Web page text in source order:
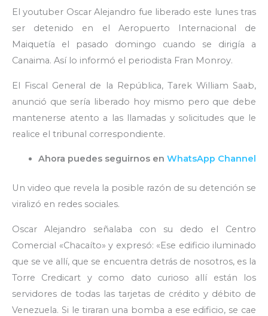
El youtuber Oscar Alejandro fue liberado este lunes tras
ser detenido en el Aeropuerto Internacional de
Maiquetía el pasado domingo cuando se dirigía a
Canaima. Así lo informó el periodista Fran Monroy.
El Fiscal General de la República, Tarek William Saab,
anunció que sería liberado hoy mismo pero que debe
mantenerse atento a las llamadas y solicitudes que le
realice el tribunal correspondiente.
Ahora puedes seguirnos en WhatsApp Channel
Un video que revela la posible razón de su detención se
viralizó en redes sociales.
Oscar Alejandro señalaba con su dedo el Centro
Comercial «Chacaíto» y expresó: «Ese edificio iluminado
que se ve allí, que se encuentra detrás de nosotros, es la
Torre Credicart y como dato curioso allí están los
servidores de todas las tarjetas de crédito y débito de
Venezuela. Si le tiraran una bomba a ese edificio, se cae